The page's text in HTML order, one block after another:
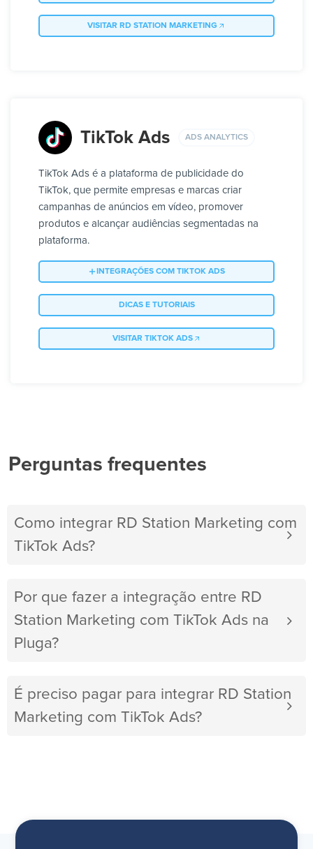
VISITAR RD STATION MARKETING
TikTok Ads ADS ANALYTICS
TikTok Ads é a plataforma de publicidade do
TikTok, que permite empresas e marcas criar
campanhas de anúncios em vídeo, promover
produtos e alcançar audiências segmentadas na
plataforma.
INTEGRAÇÕES COM TIKTOK ADS
DICAS E TUTORIAIS
VISITAR TIKTOK ADS
Perguntas frequentes
Como integrar RD Station Marketing com
TikTok Ads?
Por que fazer a integração entre RD
Station Marketing com TikTok Ads na
Pluga?
É preciso pagar para integrar RD Station
Marketing com TikTok Ads?